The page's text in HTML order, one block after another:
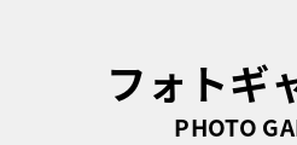
フォトギ
PHOTO